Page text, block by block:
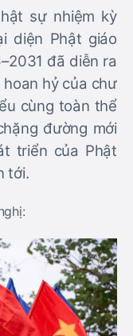
sự nhiệm kỳ
diện Phật giáo
đã diễn ra
hỷ của chư
cùng toàn thể
đường mới
triển của Phật
tới.